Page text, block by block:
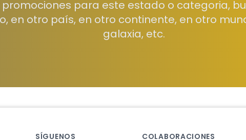
promociones para este estado o categoria,
en otro país, en otro continente, en otro
galaxia, etc.
SÍGUENOS COLABORACIONES